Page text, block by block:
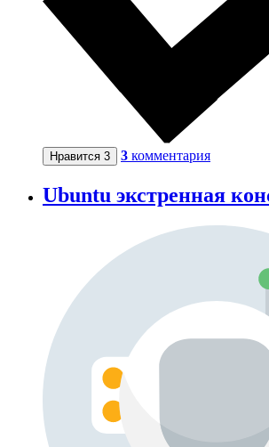
Нравится 3 3 комментария
Ubuntu экстренная